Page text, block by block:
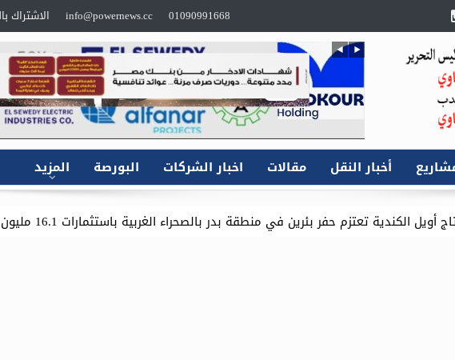
01090991668
info@powernews.cc الاشتراك
أخبار النقل مقالات اخبار الشركات البورصة المزيد
بئرين في منطقة بدر بالصحراء الغربية باستثمارات 16.1 مليون دولار «جنوب